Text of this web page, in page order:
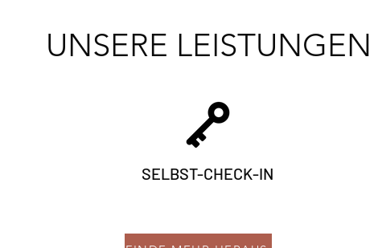
UNSERE LEISTUNGEN
SELBST-CHECK-IN